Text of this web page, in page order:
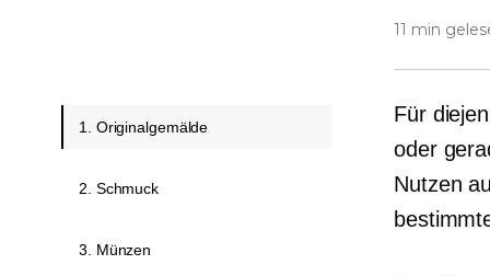
11 min
Für
oder
Nutzen
1. Originalgemälde
2. Schmuck
3. Münzen